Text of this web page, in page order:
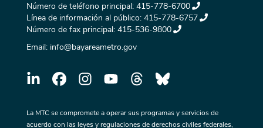
Número de teléfono principal: 415-778-6700
Línea de información al público: 415-778-6757
Número de fax principal: 415-536-9800
Email: info@bayareametro.gov
La MTC se compromete a operar sus programas y servicios de
acuerdo con las leyes y regulaciones de derechos civiles federales,